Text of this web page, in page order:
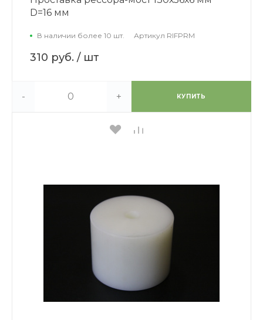
D=16 мм
В наличии более 10 шт. Артикул RIFPRM
310 руб. / шт
- + КУПИТЬ